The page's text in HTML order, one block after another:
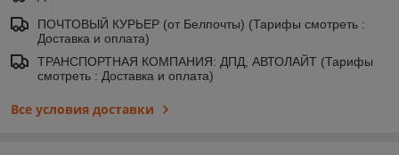
ПОЧТОВЫЙ КУРЬЕР (от Белпочты) (Тарифы смотреть :
Доставка и оплата)
ТРАНСПОРТНАЯ КОМПАНИЯ: ДПД, АВТОЛАЙТ (Тарифы
смотреть : Доставка и оплата)
Все условия доставки